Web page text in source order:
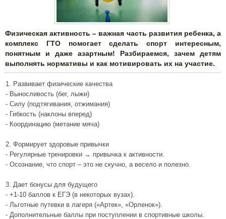
Физическая активность – важная часть развития ребенка, а
комплекс ГТО помогает сделать спорт интересным,
понятным и даже азартным! Разбираемся, зачем детям
выполнять нормативы и как мотивировать их на участие.
1. Развивает физические качества
- Выносливость (бег, лыжи)
- Силу (подтягивания, отжимания)
- Гибкость (наклоны вперед)
- Координацию (метание мяча)
2. Формирует здоровые привычки
- Регулярные тренировки → привычка к активности.
- Осознание, что спорт – это не скучно, а весело и полезно.
3. Дает бонусы для будущего
- +1-10 баллов к ЕГЭ (в некоторых вузах).
- Льготные путевки в лагеря («Артек», «Орленок»).
- Дополнительные баллы при поступлении в спортивные школы.